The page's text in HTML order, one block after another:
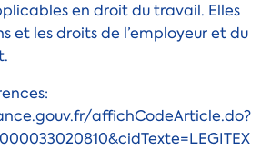
en droit du travail. Elles
et les droits de l’employeur et du
affichCodeArticle.do?